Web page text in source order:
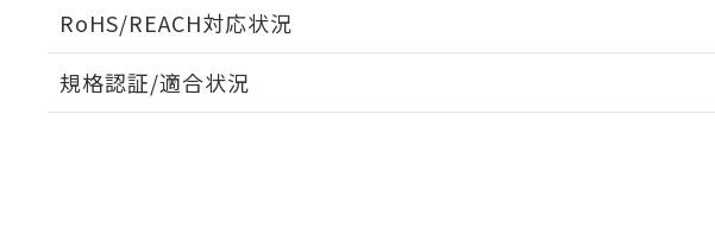
RoHS/REACH対応状況
EU RoHS 注意事項・凡例
規格認証/適合状況